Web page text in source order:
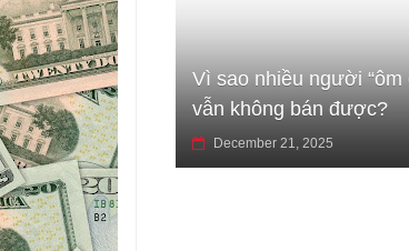
Vì sao nhiều người “ôm
vẫn không bán được?
December 21, 2025